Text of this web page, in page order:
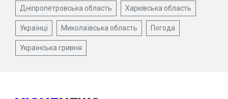
Дніпропетровська область Харківська область
Українці Миколаївська область Погода
Українська гривня